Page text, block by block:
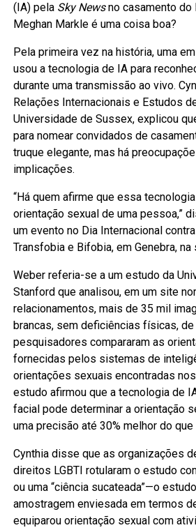
(IA) pela Sky Newsno casamento do
Meghan Markle é uma coisa boa?
Pela primeira vez na história, uma
usou a tecnologia de IA para
durante uma transmissão ao vivo.
Relações Internacionais e Estudos
Universidade de Sussex, explicou
para nomear convidados de
truque elegante, mas há
implicações.
“Há quem afirme que essa
orientação sexual de uma pessoa,”
um evento no Dia Internacional
Transfobia e Bifobia, em Genebra, na
Weber referia-se a um estudo da
Stanford que analisou, em um site
relacionamentos, mais de 35 mil
brancas, sem deficiências físicas, de
pesquisadores compararam as
fornecidas pelos sistemas de
orientações sexuais encontradas
estudo afirmou que a tecnologia de
facial pode determinar a orientação
uma precisão até 30% melhor do
Cynthia disse que as organizações
direitos LGBTI rotularam o estudo
ou uma “ciência sucateada”—o
amostragem enviesada em termos
equiparou orientação sexual com